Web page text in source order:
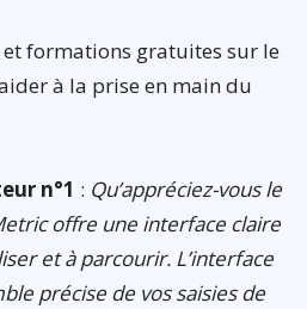
formations gratuites sur le
à la prise en main du
n°1 : Qu’appréciez-vous le
offre une interface claire
et à parcourir. L’interface
précise de vos saisies de